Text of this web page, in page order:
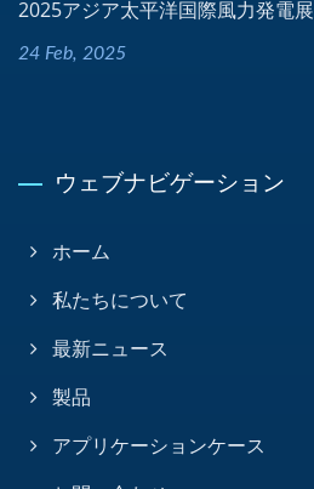
2025アジア太平洋国際風力発電展
24 Feb, 2025
ウェブナビゲーション
ホーム
私たちについて
最新ニュース
製品
アプリケーションケース